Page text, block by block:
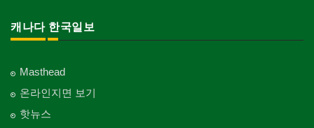
캐나다 한국일보
Masthead
온라인지면 보기
핫뉴스